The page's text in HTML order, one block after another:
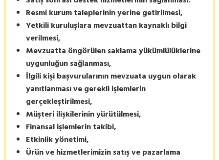
Resmi kurum taleplerinin yerine getirilmesi,
Yetkili kuruluşlara mevzuattan kaynaklı bilgi
verilmesi,
Mevzuatta öngörülen saklama yükümlülüklerine
uygunluğun sağlanması,
İlgili kişi başvurularının mevzuata uygun olarak
yanıtlanması ve gerekli işlemlerin
gerçekleştirilmesi,
Müşteri ilişkilerinin yürütülmesi,
Finansal işlemlerin takibi,
Etkinlik yönetimi,
Ürün ve hizmetlerimizin satış ve pazarlama